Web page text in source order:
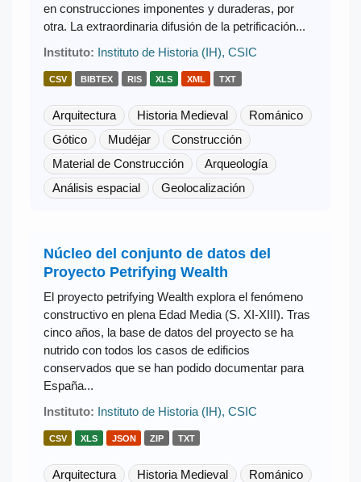
en construcciones imponentes y duraderas, por
otra. La extraordinaria difusión de la petrificación...
Instituto: Instituto de Historia (IH), CSIC
CSV BIBTEX RIS XLS XML TXT
Arquitectura Historia Medieval
Románico
Gótico
Mudéjar
Construcción
Material de Construcción
Arqueología
Análisis espacial
Geolocalización
Núcleo del conjunto de datos del
Proyecto Petrifying Wealth
El proyecto petrifying Wealth explora el fenómeno
constructivo en plena Edad Media (S. XI-XIII). Tras
cinco años, la base de datos del proyecto se ha
nutrido con todos los casos de edificios
conservados que se han podido documentar para
España...
Instituto: Instituto de Historia (IH), CSIC
CSV XLS JSON ZIP TXT
Arquitectura Historia Medieval
Románico